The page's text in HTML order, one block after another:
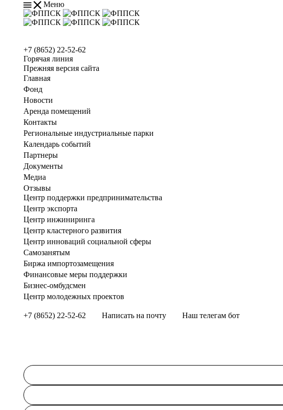
Меню
+7 (8652) 22-52-62
Горячая линия
Прежняя версия сайта
Главная
Фонд
Новости
Аренда помещений
Контакты
Региональные индустриальные парки
Календарь событий
Партнеры
Документы
Медиа
Отзывы
Центр поддержки предпринимательства
Центр экспорта
Центр инжиниринга
Центр кластерного развития
Центр инноваций социальной сферы
Cамозанятым
Биржа импортозамещения
Финансовые меры поддержки
Бизнес-омбудсмен
Центр молодежных проектов
+7 (8652) 22-52-62 Написать на почту Наш телегам бот